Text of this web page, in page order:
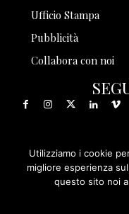
Ufficio Stampa
Pubblicità
Collabora con noi
© 1999 - 2025 Storia
Utilizziamo i cookie
migliore esperienza
questo sito noi